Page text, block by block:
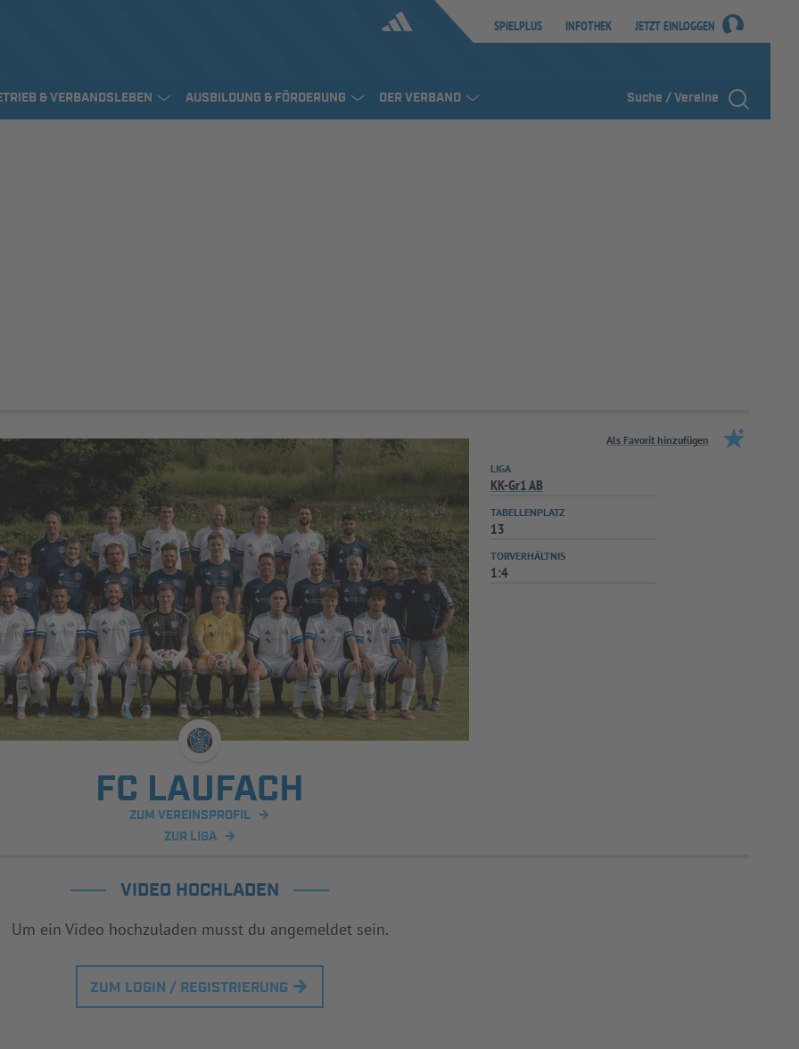
SPIELPLUS INFOTHEK JETZT EINLOGGEN
& VERBANDSLEBEN AUSBILDUNG & FÖRDERUNG DER VERBAND Suche / Vereine
Als Favorit hinzufügen
FC LAUFACH
ZUM VEREINSPROFIL
ZUR LIGA
LIGA
KK-Gr1 AB
TABELLENPLATZ
13
TORVERHÄLTNIS
1:4
VIDEO HOCHLADEN
Um ein Video hochzuladen musst du angemeldet sein.
ZUM LOGIN / REGISTRIERUNG